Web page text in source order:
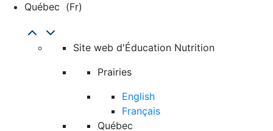
Québec (fr)
Site web d'Éducation Nutrition
Prairies
English
Français
Québec